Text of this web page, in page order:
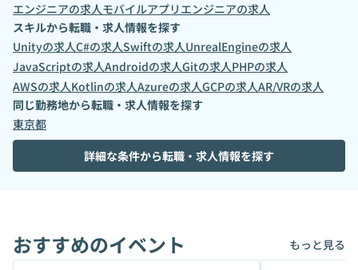
エンジニアの求人モバイルアプリエンジニアの求人
スキルから転職・求人情報を探す
Unityの求人C#の求人Swiftの求人UnrealEngineの求人
JavaScriptの求人Androidの求人Gitの求人PHPの求人
AWSの求人Kotlinの求人Azureの求人GCPの求人AR/VRの求人
同じ勤務地から転職・求人情報を探す
東京都
詳細な条件から転職・求人情報を探す
おすすめのイベント もっと見る